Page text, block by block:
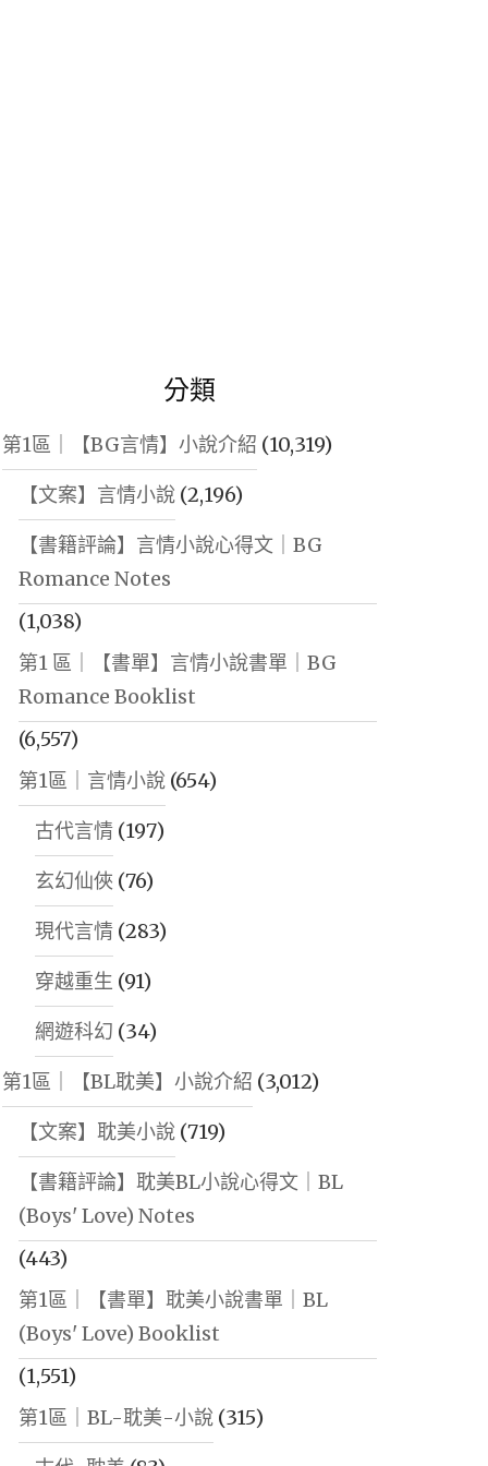
分類
第1區｜【BG言情】小說介紹 (10,319)
【文案】言情小說(2,196)
【書籍評論】言情小說心得文｜BG
Romance Notes
(1,038)
第1 區｜【書單】言情小說書單｜BG
Romance Booklist
(6,557)
第1區｜言情小說(654)
古代言情(197)
玄幻仙俠 (76)
現代言情(283)
穿越重生 (91)
網遊科幻 (34)
第1區｜【BL耽美】小說介紹 (3,012)
【文案】耽美小說(719)
【書籍評論】耽美BL小說心得文｜BL
(Boys' Love) Notes
(443)
第1區｜【書單】耽美小說書單｜BL
(Boys' Love) Booklist
(1,551)
第1區｜BL-耽美-小說(315)